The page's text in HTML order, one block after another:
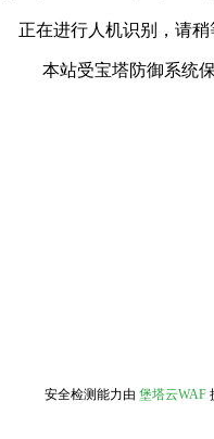
正在进行人机识别，请稍
本站受宝塔防御系统
安全检测能力由 堡塔云WAF